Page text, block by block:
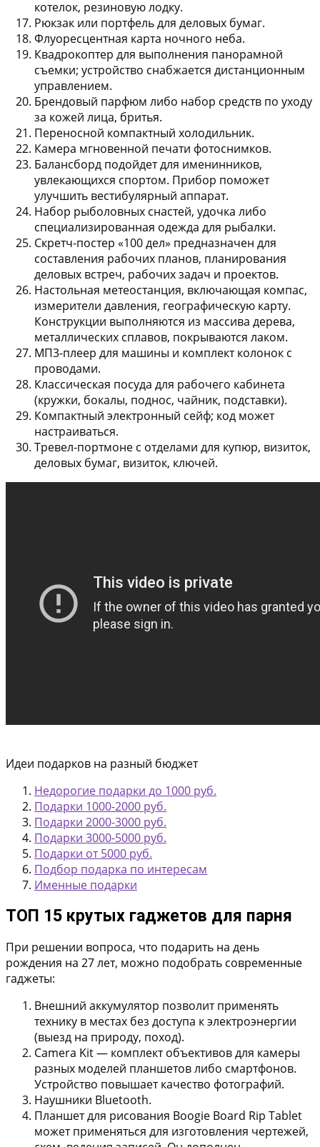
котелок, резиновую лодку.
Рюкзак или портфельдля деловых бумаг.
Флуоресцентная карта ночного неба.
Квадрокоптер для выполнения панорамной
съемки; устройство снабжается дистанционным
управлением.
Брендовый парфюм либо набор средств по уходу
за кожей лица, бритья.
Переносной компактный холодильник.
Камера мгновенной печати фотоснимков.
Балансборд подойдет для именинников,
увлекающихся спортом. Прибор поможет
улучшить вестибулярный аппарат.
Набор рыболовных снастей, удочка либо
специализированная одежда для рыбалки.
Скретч-постер «100 дел» предназначен для
составления рабочих планов, планирования
деловых встреч, рабочих задач и проектов.
Настольная метеостанция, включающая компас,
измерители давления, географическую карту.
Конструкции выполняются из массива дерева,
металлических сплавов, покрываются лаком.
МП3-плеер для машины и комплект колонок с
проводами.
Классическая посуда для рабочего кабинета
(кружки, бокалы, поднос, чайник, подставки).
Компактный электронный сейф; код может
настраиваться.
Тревел-портмоне с отделами для купюр, визиток,
деловых бумаг, визиток, ключей.
Идеи подарков на разный бюджет
Недорогие подарки до 1000 руб.
Подарки 1000-2000 руб.
Подарки 2000-3000 руб.
Подарки 3000-5000 руб.
Подарки от 5000 руб.
Подбор подарка по интересам
Именные подарки
ТОП 15 крутых гаджетов для парня
При решении вопроса, что подарить на день
рождения на 27 лет, можно подобрать современные
гаджеты:
Внешний аккумулятор позволит применять
технику в местах без доступа к электроэнергии
(выезд на природу, поход).
Camera Kit— комплект объективов для камеры
разных моделей планшетов либо смартфонов.
Устройство повышает качество фотографий.
Наушники Bluetooth.
Планшет для рисования Boogie Board Rip Tablet
может применяться для изготовления чертежей,